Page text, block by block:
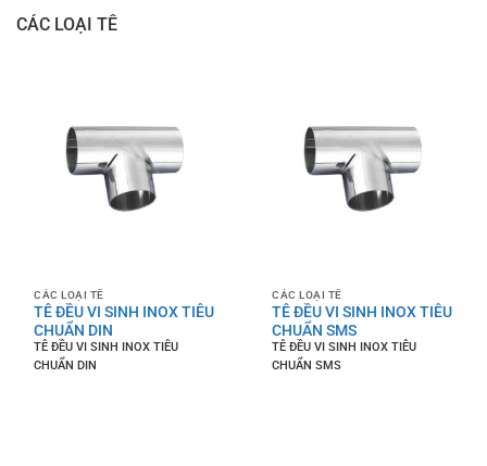
CÁC LOẠI TÊ
CÁC LOẠI TÊ
TÊ ĐỀU VI SINH INOX TIÊU
CHUẨN DIN
TÊ ĐỀU VI SINH INOX TIÊU
CHUẨN DIN
CÁC LOẠI TÊ
TÊ ĐỀU VI SINH INOX TIÊU
CHUẨN SMS
TÊ ĐỀU VI SINH INOX TIÊU
CHUẨN SMS